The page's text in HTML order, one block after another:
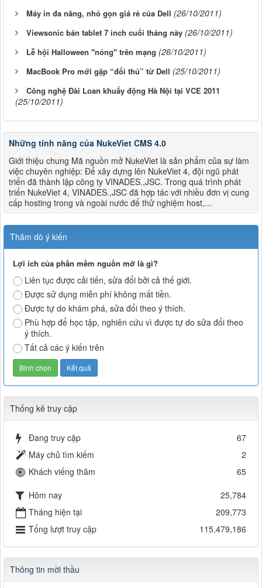
Máy in đa năng, nhỏ gọn giá rẻ của Dell (26/10/2011)
Viewsonic bán tablet 7 inch cuối tháng này (26/10/2011)
Lễ hội Halloween "nóng" trên mạng (26/10/2011)
MacBook Pro mới gặp “đối thủ” từ Dell (25/10/2011)
Công nghệ Đài Loan khuấy động Hà Nội tại VCE 2011
(25/10/2011)
Những tính năng của NukeViet CMS 4.0
Giới thiệu chung Mã nguồn mở NukeViet là sản phẩm của sự làm
việc chuyên nghiệp: Để xây dựng lên NukeViet 4, đội ngũ phát
triển đã thành lập công ty VINADES.,JSC. Trong quá trình phát
triển NukeViet 4, VINADES.,JSC đã hợp tác với nhiều đơn vị cung
cấp hosting trong và ngoài nước để thử nghiệm host,...
Thăm dò ý kiến
Lợi ích của phần mềm nguồn mở là gì?
Liên tục được cải tiến, sửa đổi bởi cả thế giới.
Được sử dụng miễn phí không mất tiền.
Được tự do khám phá, sửa đổi theo ý thích.
Phù hợp để học tập, nghiên cứu vì được tự do sửa đổi theo
ý thích.
Tất cả các ý kiến trên
Thống kê truy cập
Đang truy cập
67
Máy chủ tìm kiếm
2
Khách viếng thăm
65
Hôm nay
25,784
Tháng hiện tại
209,773
Tổng lượt truy cập
115,479,186
Thông tin mời thầu